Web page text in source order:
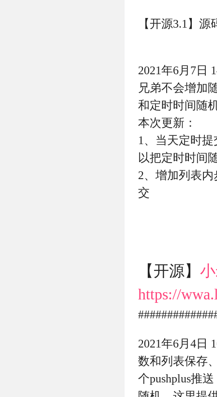
【开源3.1】源
2021年6月7日
兄弟不会增加
和定时时间随
本次更新：
1、当天定时
以把定时时间
2、增加列表
交
【开源】
https://
2021年6月4日
数和列表保存
个pushplus推